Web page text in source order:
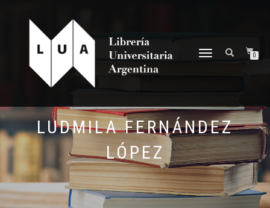
NAVEGACIÓN
0
LUDMILA FERNÁNDEZ
LÓPEZ